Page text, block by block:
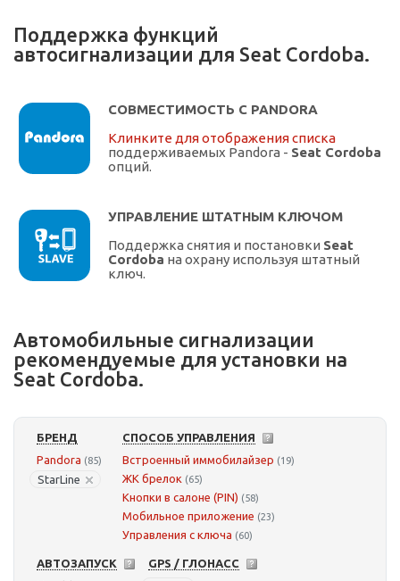
Поддержка функций
автосигнализации для Seat Cordoba.
СОВМЕСТИМОСТЬ С PANDORA
Клинките для отображения списка
поддерживаемых Pandora - Seat Cordoba
опций.
УПРАВЛЕНИЕ ШТАТНЫМ КЛЮЧОМ
Поддержка снятия и постановки Seat
Cordoba на охрану используя штатный
ключ.
Автомобильные сигнализации
рекомендуемые для установки на
Seat Cordoba.
БРЕНД
Pandora (85)
StarLine
СПОСОБ УПРАВЛЕНИЯ
Встроенный иммобилайзер (19)
ЖК брелок (65)
Кнопки в салоне (PIN) (58)
Мобильное приложение (23)
Управления с ключа (60)
АВТОЗАПУСК
GPS / ГЛОНАСС